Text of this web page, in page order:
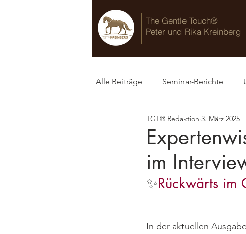
The Gentle Touch®
Peter und Rika Kreinberg
Alle Beiträge Seminar-Berichte
TGT® Blog
im
TGT® Redaktion 3. März 2025
✨Rückwärts
In der aktuellen